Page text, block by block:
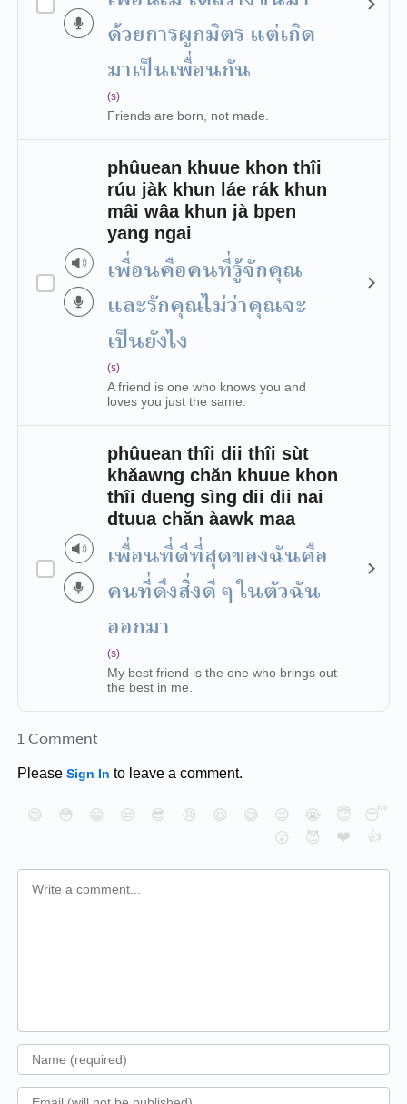
ด้วยการผูกมิตร แต่เกิด
มาเป็นเพื่อนกัน
(s)
Friends are born, not made.
phûuean khuue khon thîi
rúu jàk khun láe rák khun
mâi wâa khun jà bpen
yang ngai
เพื่อนคือคนที่รู้จักคุณ
และรักคุณไม่ว่าคุณจะ
เป็นยังไง
(s)
A friend is one who knows you and
loves you just the same.
phûuean thîi dii thîi sùt
khǎawng chăn khuue khon
thîi dueng sìng dii dii nai
dtuua chăn àawk maa
เพื่อนที่ดีที่สุดของฉันคือ
คนที่ดึงสิ่งดี ๆ ในตัวฉัน
ออกมา
(s)
My best friend is the one who brings out
the best in me.
1 Comment
Please Sign In to leave a comment.
😄 😳 😁 😒 😎 😠 😆 😅 😉 😭 😇
😴
😮
😈 ❤️ 👍